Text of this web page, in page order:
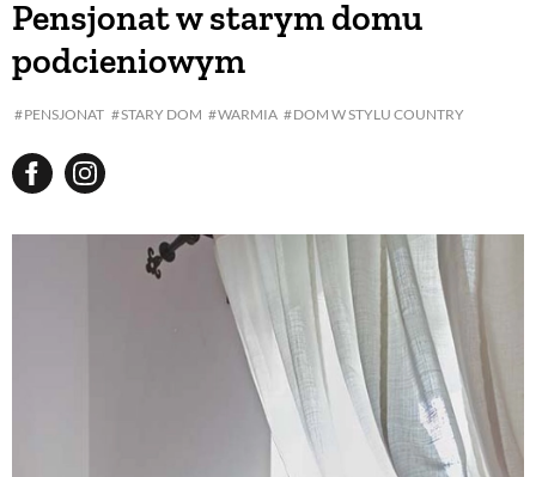
Pensjonat w starym domu
podcieniowym
PENSJONAT STARY DOM WARMIA DOM W STYLU COUNTRY
BUDUJEMY DOM
ROŚLINY OGRODOWE
PORADY
ZIELEŃ W DOMU